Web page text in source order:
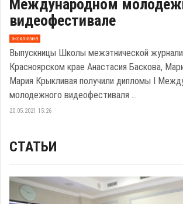
Международном
видеофестивале
эксклюзив
Выпускницы Школы межэтнической
Красноярском крае Анастасия Баскова,
Мария Крыкливая получили дипломы I
молодежного видеофестиваля ...
20.05.2021 15:26
СТАТЬИ